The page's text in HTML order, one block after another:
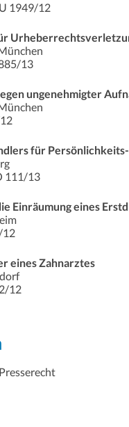
1949/12
13
ungenehmigter
für
111/13
Einräumung eines
12
eines Zahnarztes
12